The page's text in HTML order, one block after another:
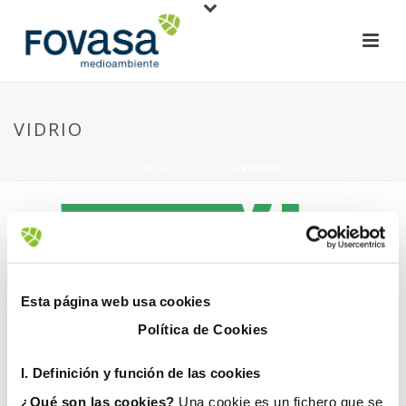
Esta página web usa cookies
Política de Cookies
I. Definición y función de las cookies
¿Qué son las cookies? Una cookie es un fichero que se
VIDRIO
21 septiembre, 2020